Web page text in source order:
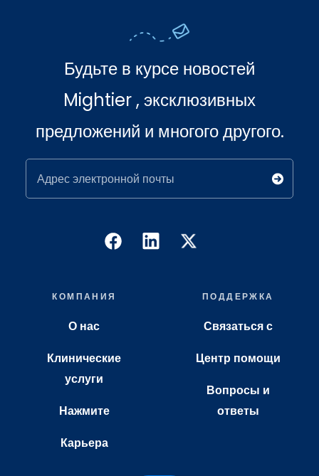
Будьте в курсе новостей
Mightier , эксклюзивных
предложений и многого другого.
Адрес электронной почты
КОМПАНИЯ
О нас
Клинические
услуги
Нажмите
Карьера
ПОДДЕРЖКА
Связаться с
Центр помощи
Вопросы и
ответы